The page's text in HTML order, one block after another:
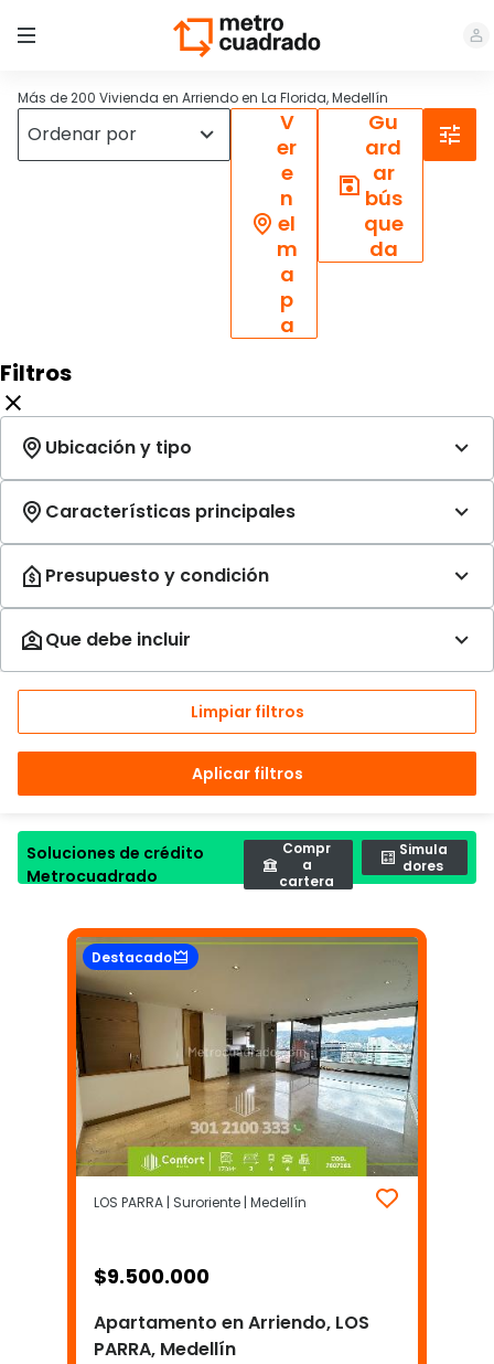
Más de 200 Vivienda en Arriendo en La Florida, Medellín
V
er
e
n
el
m
a
p
a
Gu
ard
ar
bús
que
da
Filtros
Limpiar filtros
Aplicar filtros
Soluciones de crédito
Metrocuadrado
Compr
a
cartera
Simula
dores
Destacado
LOS PARRA | Suroriente | Medellín
$9.500.000
Apartamento en Arriendo, LOS
PARRA, Medellín